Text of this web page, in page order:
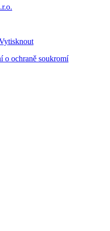
o ochraně soukromí